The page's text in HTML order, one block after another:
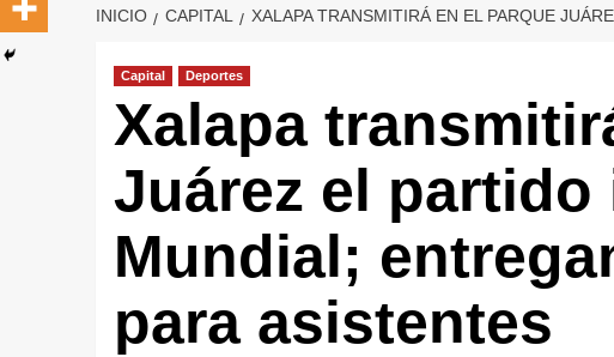
INICIO CAPITAL XALAPA TRANSMITIRÁ EN EL PARQUE
Capital Deportes
Xalapa
Juárez el
Mundial;
para asistentes